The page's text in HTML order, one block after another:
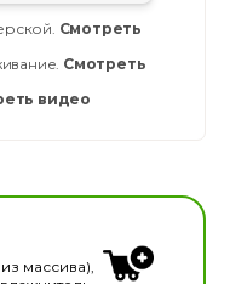
Смотреть
Смотреть
видео
инструментов
массива),